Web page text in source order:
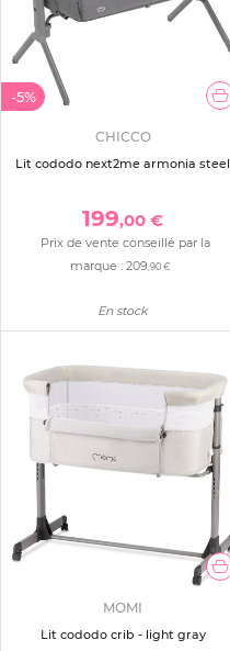
-5%
CHICCO
Lit cododo next2me armonia steel
199,00 €
Prix de vente conseillé par la
marque :209,90 €
En stock
MOMI
Lit cododo crib - light gray